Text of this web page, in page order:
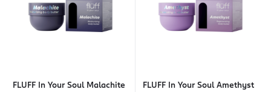
FLUFF In Your Soul Malachite FLUFF In Your Soul Amethyst